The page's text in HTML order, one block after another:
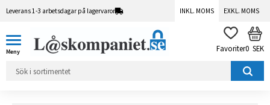
Leverans 1-3 arbetsdagar på lagervaror INKL. MOMS EXKL. MOMS
FAVORITER
0 SEK